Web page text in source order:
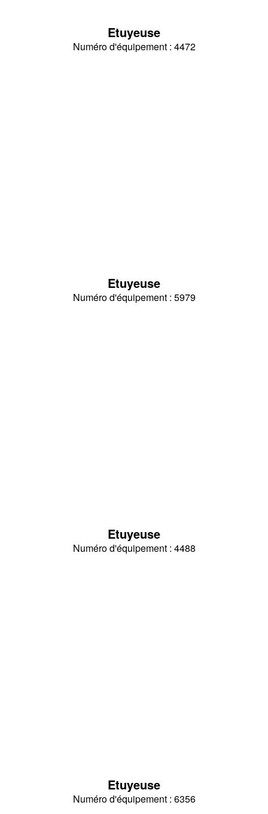
Etuyeuse
Numéro d'équipement : 4472
Etuyeuse
Numéro d'équipement : 5979
Etuyeuse
Numéro d'équipement : 4488
Etuyeuse
Numéro d'équipement : 6356